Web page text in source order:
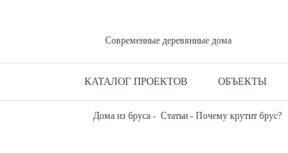
Современные деревянные дома
КАТАЛОГ ПРОЕКТОВ ОБЪЕКТЫ
Дома из бруса - Статьи - Почему крутит брус?